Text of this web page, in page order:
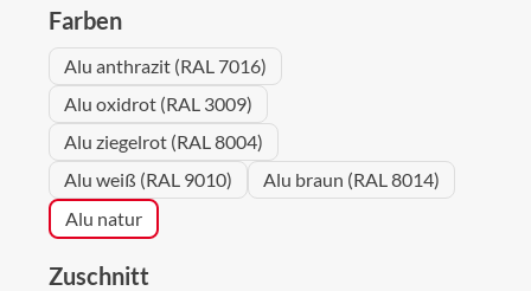
Farbenauswählen
Alu anthrazit (RAL 7016)
Alu oxidrot (RAL 3009)
Alu ziegelrot (RAL 8004)
Alu weiß (RAL 9010)
Alu braun (RAL 8014)
Alu natur
Zuschnitt